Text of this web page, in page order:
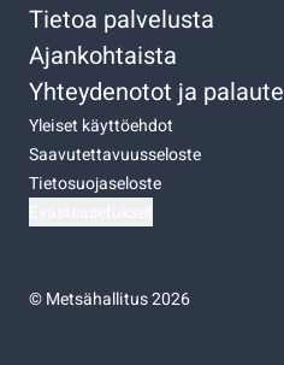
Tietoa palvelusta
Ajankohtaista
Yhteydenotot ja palaute
Yleiset käyttöehdot
Saavutettavuusseloste
Tietosuojaseloste
©Metsähallitus 2026